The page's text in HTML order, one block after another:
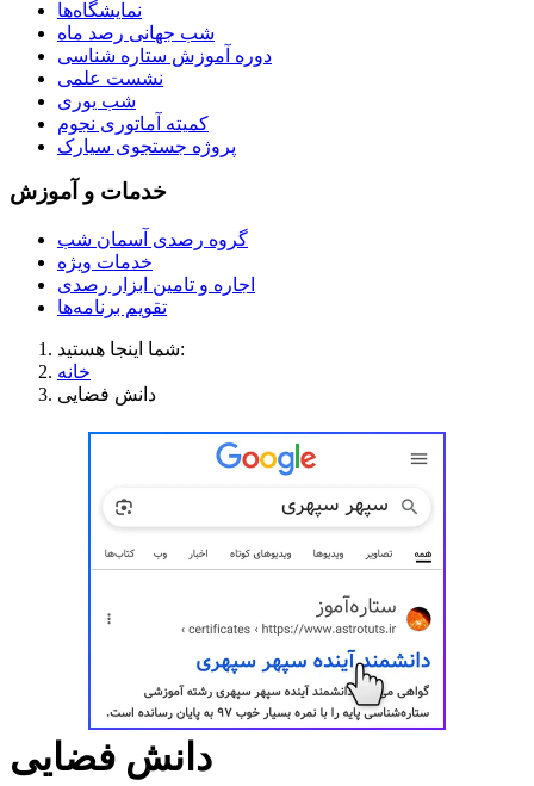
نمایشگاه‌ها
شب جهانی رصد ماه
دوره آموزش ستاره شناسی
نشست علمی
شب یوری
کمیته آماتوری نجوم
پروژه جستجوی سیارک
خدمات و آموزش
گروه رصدی آسمان شب
خدمات ویژه
اجاره و تامین ابزار رصدی
تقویم برنامه‌ها
شما اینجا هستید:
خانه
دانش فضایی
دانش فضایی